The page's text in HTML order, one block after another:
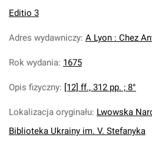
Editio 3
Adres wydawniczy: A Lyon : Chez
Rok wydania: 1675
Opis fizyczny: [12] ff., 312 pp. ; 8°
Lokalizacja oryginału: Lwowska
Biblioteka Ukrainy im. V. Stefanyka